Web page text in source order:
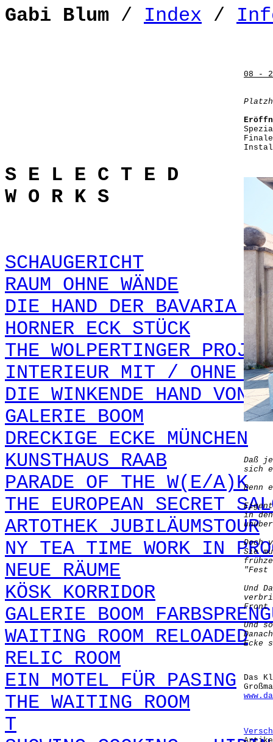
Gabi Blum / Index /
S E L E C T E D
W O R K S
SCHAUGERICHT
RAUM OHNE WÄNDE
DIE HAND DER BAVARIA /
HORNER ECK STÜCK
THE WOLPERTINGER
INTERIEUR MIT / OHNE
DIE WINKENDE HAND VON
GALERIE BOOM
DRECKIGE ECKE MÜNCHEN
KUNSTHAUS RAAB
PARADE OF THE W(E/A)K
THE EUROPEAN SECRET
ARTOTHEK JUBILÄUMSTOUR
NY TEA TIME WORK IN
NEUE RÄUME
KÖSK KORRIDOR
GALERIE BOOM
WAITING ROOM RELOADED
RELIC ROOM
EIN MOTEL FÜR PASING
THE WAITING ROOM
T
08 -
Daß
sich
Denn
in
Doch
Sie
"Fest
Und
Front
Und
Ecke
Das